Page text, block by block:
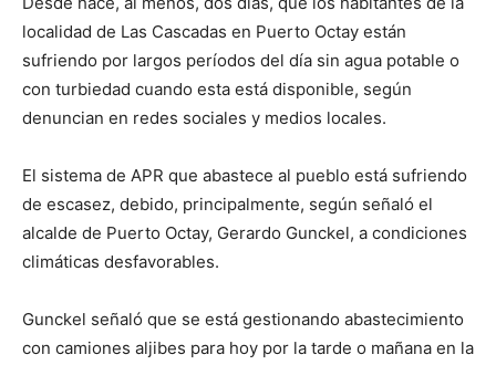
localidad de Las Cascadas en Puerto Octay están
sufriendo por largos períodos del día sin agua potable o
con turbiedad cuando esta está disponible, según
denuncian en redes sociales y medios locales.
El sistema de APR que abastece al pueblo está sufriendo
de escasez, debido, principalmente, según señaló el
alcalde de Puerto Octay, Gerardo Gunckel, a condiciones
climáticas desfavorables.
Gunckel señaló que se está gestionando abastecimiento
con camiones aljibes para hoy por la tarde o mañana en la